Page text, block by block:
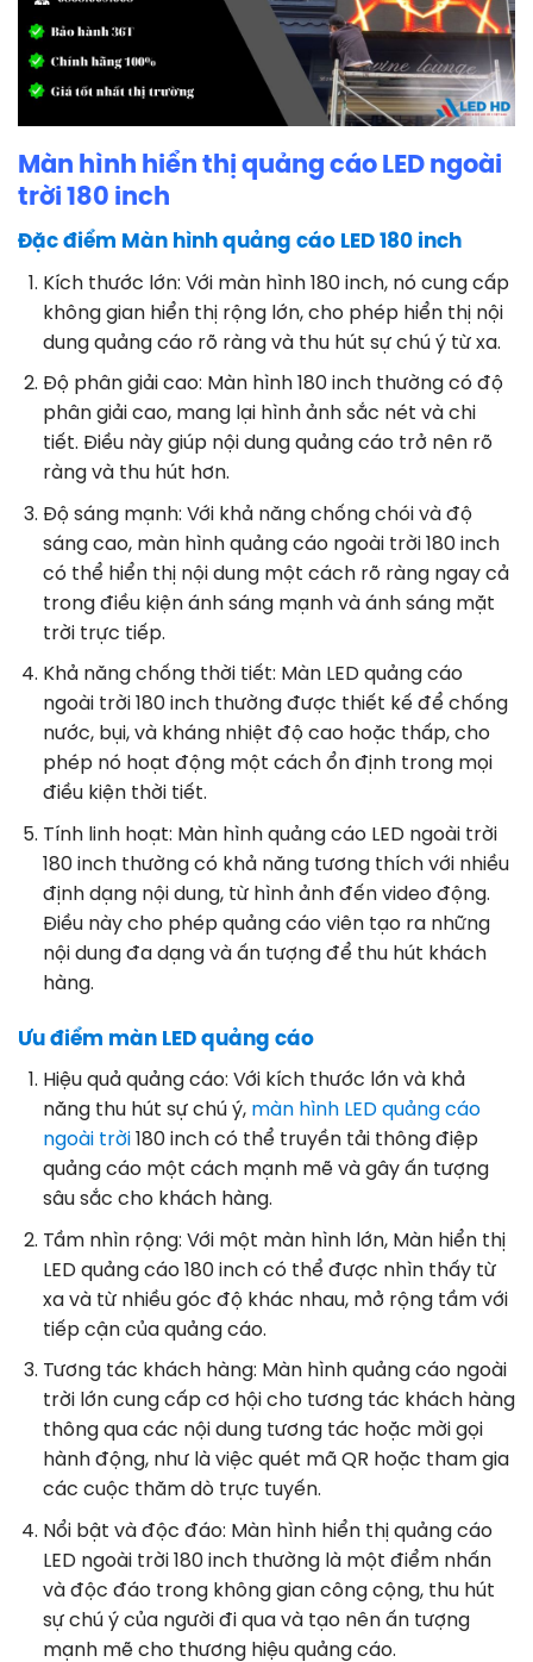
Màn hình hiển thị quảng cáo LED ngoài
trời 180 inch
Đặc điểm Màn hình quảng cáo LED 180 inch
Kích thước lớn: Với màn hình 180 inch, nó cung cấp
không gian hiển thị rộng lớn, cho phép hiển thị nội
dung quảng cáo rõ ràng và thu hút sự chú ý từ xa.
Độ phân giải cao: Màn hình 180 inch thường có độ
phân giải cao, mang lại hình ảnh sắc nét và chi
tiết. Điều này giúp nội dung quảng cáo trở nên rõ
ràng và thu hút hơn.
Độ sáng mạnh: Với khả năng chống chói và độ
sáng cao, màn hình quảng cáo ngoài trời 180 inch
có thể hiển thị nội dung một cách rõ ràng ngay cả
trong điều kiện ánh sáng mạnh và ánh sáng mặt
trời trực tiếp.
Khả năng chống thời tiết: Màn LED quảng cáo
ngoài trời 180 inch thường được thiết kế để chống
nước, bụi, và kháng nhiệt độ cao hoặc thấp, cho
phép nó hoạt động một cách ổn định trong mọi
điều kiện thời tiết.
Tính linh hoạt: Màn hình quảng cáo LED ngoài trời
180 inch thường có khả năng tương thích với nhiều
định dạng nội dung, từ hình ảnh đến video động.
Điều này cho phép quảng cáo viên tạo ra những
nội dung đa dạng và ấn tượng để thu hút khách
hàng.
Ưu điểm màn LED quảng cáo
Hiệu quả quảng cáo: Với kích thước lớn và khả
năng thu hút sự chú ý, màn hình LED quảng cáo
ngoài trời180 inch có thể truyền tải thông điệp
quảng cáo một cách mạnh mẽ và gây ấn tượng
sâu sắc cho khách hàng.
Tầm nhìn rộng: Với một màn hình lớn, Màn hiển thị
LED quảng cáo 180 inch có thể được nhìn thấy từ
xa và từ nhiều góc độ khác nhau, mở rộng tầm với
tiếp cận của quảng cáo.
Tương tác khách hàng: Màn hình quảng cáo ngoài
trời lớn cung cấp cơ hội cho tương tác khách hàng
thông qua các nội dung tương tác hoặc mời gọi
hành động, như là việc quét mã QR hoặc tham gia
các cuộc thăm dò trực tuyến.
Nổi bật và độc đáo: Màn hình hiển thị quảng cáo
LED ngoài trời 180 inch thường là một điểm nhấn
và độc đáo trong không gian công cộng, thu hút
sự chú ý của người đi qua và tạo nên ấn tượng
mạnh mẽ cho thương hiệu quảng cáo.